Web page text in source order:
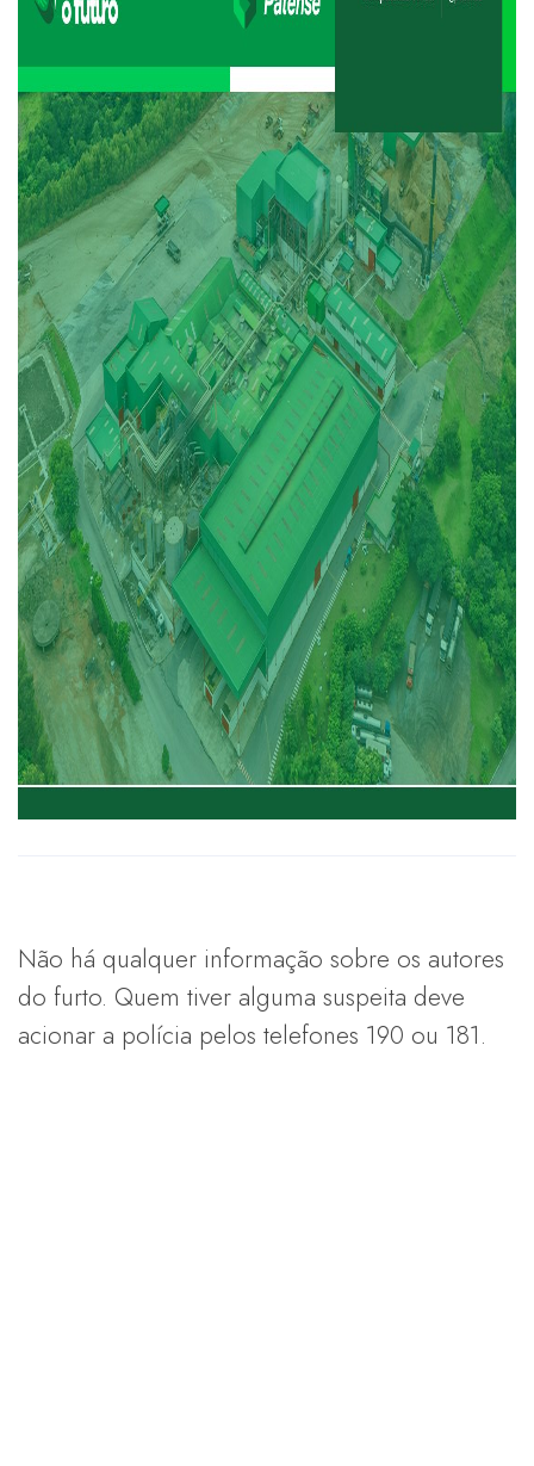
Não há qualquer informação sobre os autores
do furto. Quem tiver alguma suspeita deve
acionar a polícia pelos telefones 190 ou 181.